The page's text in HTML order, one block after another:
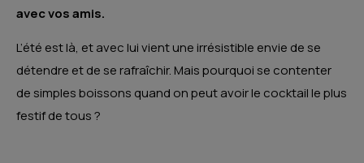
avec vos amis.
L’été est là, et avec lui vient une irrésistible envie de se
détendre et de se rafraîchir. Mais pourquoi se contenter
de simples boissons quand on peut avoir le cocktail le plus
festif de tous ?